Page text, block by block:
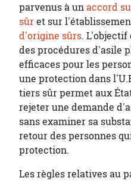
parvenus à unaccord
sûret sur
d'origine sûrs. L'objectif
des procédures d'asile
efficaces pour les
une protection dans
tiers sûr permet aux
rejeter une demande
sans examiner sa
retour des personnes
protection.
Les règles relatives au